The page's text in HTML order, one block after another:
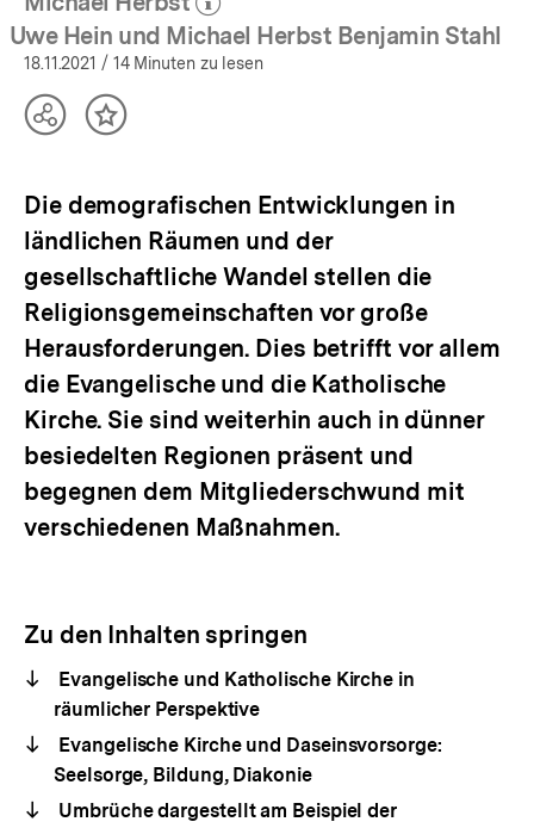
(Mehr zum Autor)
öffnen
Uwe Hein und Michael Herbst Benjamin Stahl
18.11.2021 / 14 Minuten zu lesen
TeilenInhalt
Die demografischen Entwicklungen in
ländlichen Räumen und der
gesellschaftliche Wandel stellen die
Religionsgemeinschaften vor große
Herausforderungen. Dies betrifft vor allem
die Evangelische und die Katholische
Kirche. Sie sind weiterhin auch in dünner
besiedelten Regionen präsent und
begegnen dem Mitgliederschwund mit
verschiedenen Maßnahmen.
Zu den Inhalten springen
Evangelische und Katholische Kirche in
räumlicher Perspektive
Evangelische Kirche und Daseinsvorsorge:
Seelsorge, Bildung, Diakonie
Umbrüche dargestellt am Beispiel der